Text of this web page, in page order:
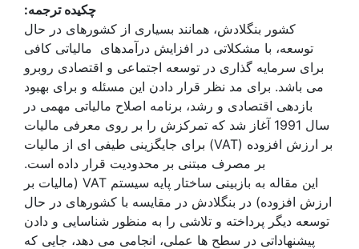
چکیده ترجمه:
کشور بنگلادش، همانند بسیاری از کشورهای در حال
توسعه، با مشکلاتی در افزایش درآمدهای مالیاتی کافی
برای سرمایه گذاری در توسعه اجتماعی و اقتصادی روبرو
می باشد. برای مد نظر قرار دادن این مسئله و برای بهبود
بازدهی اقتصادی و رشد، برنامه اصلاح مالیاتی مهمی در
سال 1991 آغاز شد که تمرکزش را بر روی معرفی مالیات
بر ارزش افزوده (VAT) برای جایگزینی طیفی ای از مالیات
بر مصرف مبتنی بر محدودیت قرار داده است.
این مقاله به بازبینی ساختار پایه سیستم VAT (مالیات بر
ارزش افزوده) در بنگلادش در مقایسه با کشورهای در حال
توسعه دیگر پرداخته و تلاشی را به منظور شناسایی و دادن
پیشنهاداتی در سطح ها عملی، انجامی می دهد، جایی که